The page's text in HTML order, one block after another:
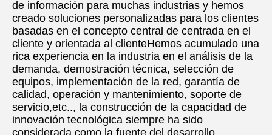
de información para muchas industrias y hemos
creado soluciones personalizadas para los clientes
basadas en el concepto central de centrada en el
cliente y orientada al clienteHemos acumulado una
rica experiencia en la industria en el análisis de la
demanda, demostración técnica, selección de
equipos, implementación de la red, garantía de
calidad, operación y mantenimiento, soporte de
servicio,etc.., la construcción de la capacidad de
innovación tecnológica siempre ha sido